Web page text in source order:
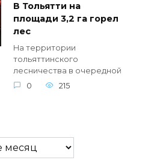
В Тольятти на
площади 3,2 га горел
лес
На территории
тольяттинского
лесничества в очередной
0
215